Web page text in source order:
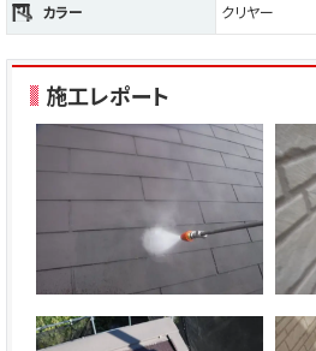
カラー クリヤー
施工レポート